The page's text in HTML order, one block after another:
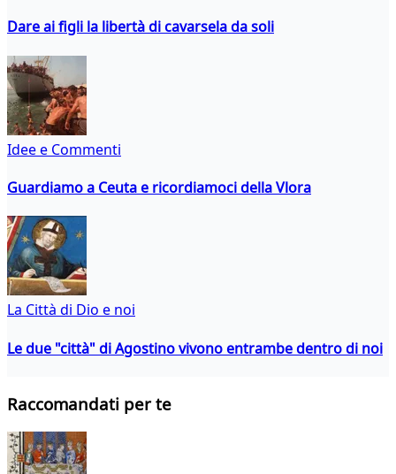
Dare ai figli la libertà di cavarsela da soli
Idee e Commenti
Guardiamo a Ceuta e ricordiamoci della Vlora
La Città di Dio e noi
Le due "città" di Agostino vivono entrambe dentro di noi
Raccomandati per te